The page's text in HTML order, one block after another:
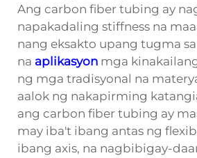
Ang carbon fiber tubing ay
napakadaling stiffness na
nang eksakto upang tugma
na aplikasyon mga
ng mga tradisyonal na
aalok ng nakapirming
ang carbon fiber tubing ay
may iba't ibang antas ng
ibang axis, na nagbibigay-